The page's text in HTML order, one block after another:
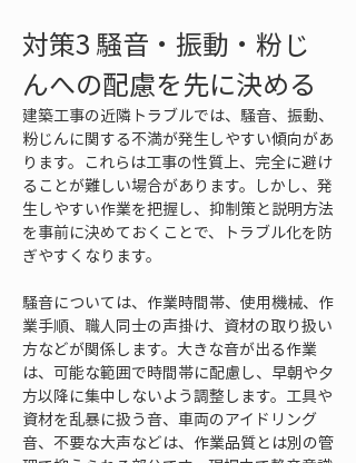
対策3 騒音・振動・粉じ
んへの配慮を先に決める
建築工事の近隣トラブルでは、騒音、振動、
粉じんに関する不満が発生しやすい傾向があ
ります。これらは工事の性質上、完全に避け
ることが難しい場合があります。しかし、発
生しやすい作業を把握し、抑制策と説明方法
を事前に決めておくことで、トラブル化を防
ぎやすくなります。
騒音については、作業時間帯、使用機械、作
業手順、職人同士の声掛け、資材の取り扱い
方などが関係します。大きな音が出る作業
は、可能な範囲で時間帯に配慮し、早朝や夕
方以降に集中しないよう調整します。工具や
資材を乱暴に扱う音、車両のアイドリング
音、不要な大声などは、作業品質とは別の管